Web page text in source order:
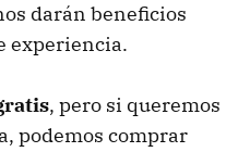
darán beneficios
experiencia.
, pero si queremos
podemos comprar